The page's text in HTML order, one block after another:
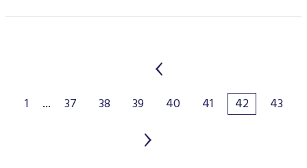
1 ... 37 38 39 40 41 42 43